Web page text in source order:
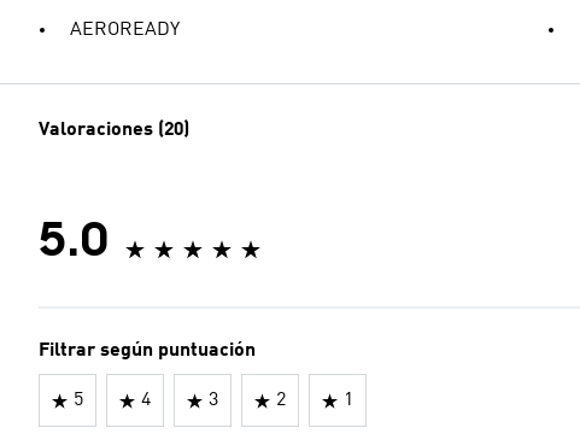
AEROREADY
Valoraciones (20)
5.0
Filtrar según puntuación
5 4 3 2 1